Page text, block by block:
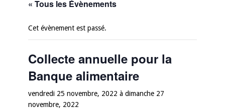
« Tous les Évènements
Cet évènement est passé.
Collecte annuelle pour la
Banque alimentaire
vendredi 25 novembre, 2022 à dimanche 27
novembre, 2022